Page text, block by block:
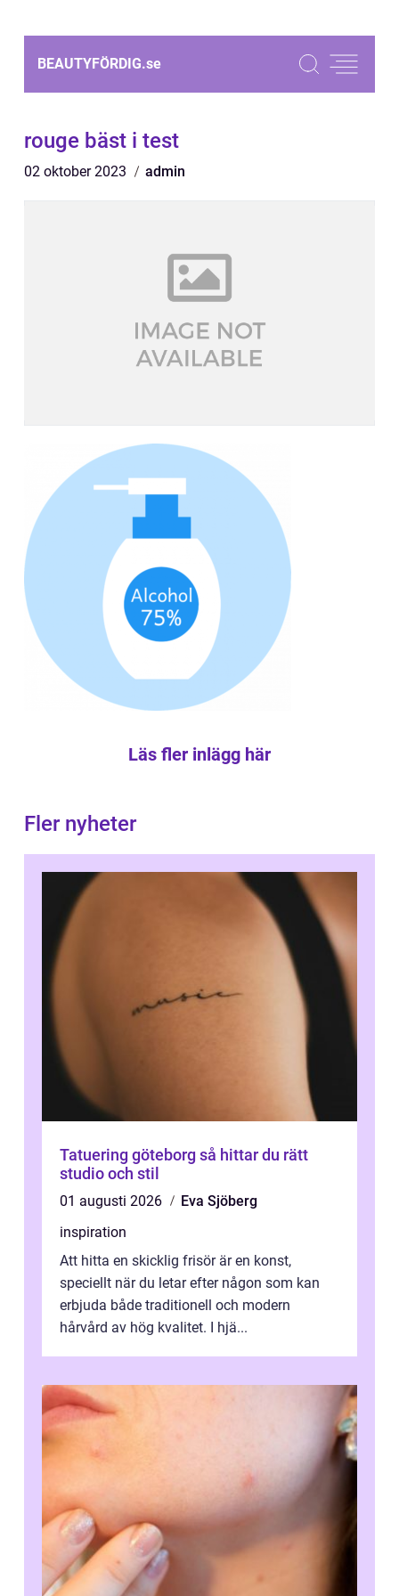
BEAUTYFÖRDIG.se
rouge bäst i test
02 oktober 2023 admin
Läs fler inlägg här
Fler nyheter
Tatuering göteborg så hittar du rätt
studio och stil
01 augusti 2026
Eva Sjöberg
inspiration
Att hitta en skicklig frisör är en konst,
speciellt när du letar efter någon som kan
erbjuda både traditionell och modern
hårvård av hög kvalitet. I hjä...